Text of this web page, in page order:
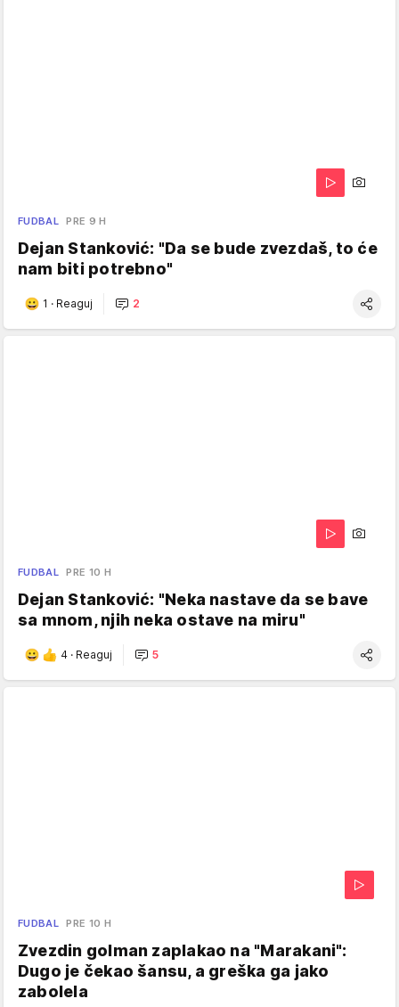
FUDBAL PRE 9 H
Dejan Stanković: "Da se bude zvezdaš, to će
nam biti potrebno"
1 · Reaguj 2
FUDBAL PRE 10 H
Dejan Stanković: "Neka nastave da se bave
sa mnom, njih neka ostave na miru"
4 · Reaguj 5
FUDBAL PRE 10 H
Zvezdin golman zaplakao na "Marakani":
Dugo je čekao šansu, a greška ga jako
zabolela